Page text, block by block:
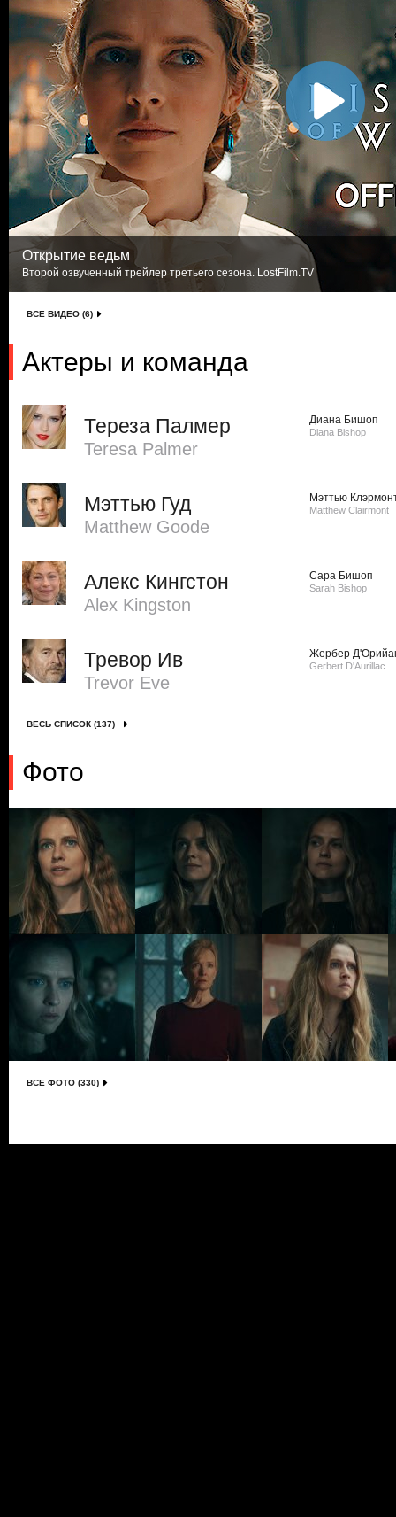
Открытие ведьм
Второй озвученный трейлер третьего сезона. LostFilm.TV
ВСЕ ВИДЕО (6)
Актеры и команда
Тереза Палмер
Teresa Palmer
Диана Бишоп
Diana Bishop
Мэттью Гуд
Matthew Goode
Мэттью
Matthew Clairmont
Алекс Кингстон
Alex Kingston
Сара Бишоп
Sarah Bishop
Тревор Ив
Trevor Eve
Жербер
Gerbert D'Aurillac
ВЕСЬ СПИСОК (137)
Фото
ВСЕ ФОТО (330)